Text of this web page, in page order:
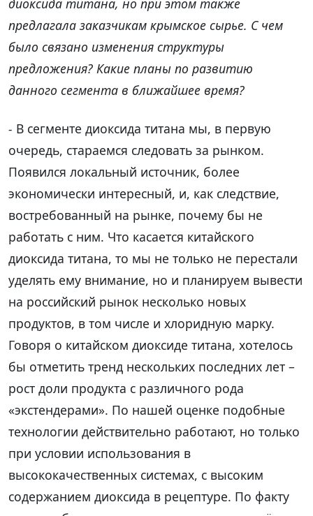
предлагала заказчикам крымское сырье. С чем
было связано изменения структуры
предложения? Какие планы по развитию
данного сегмента в ближайшее время?
- В сегменте диоксида титана мы, в первую
очередь, стараемся следовать за рынком.
Появился локальный источник, более
экономически интересный, и, как следствие,
востребованный на рынке, почему бы не
работать с ним. Что касается китайского
диоксида титана, то мы не только не перестали
уделять ему внимание, но и планируем вывести
на российский рынок несколько новых
продуктов, в том числе и хлоридную марку.
Говоря о китайском диоксиде титана, хотелось
бы отметить тренд нескольких последних лет –
рост доли продукта с различного рода
«экстендерами». По нашей оценке подобные
технологии действительно работают, но только
при условии использования в
высококачественных системах, с высоким
содержанием диоксида в рецептуре. По факту